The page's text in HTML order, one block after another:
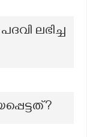
ലഭിച്ച